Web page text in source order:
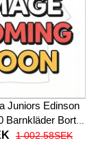
Juniors Edinson
Barnkläder Borta
till baby 2025-
1 002.58SEK